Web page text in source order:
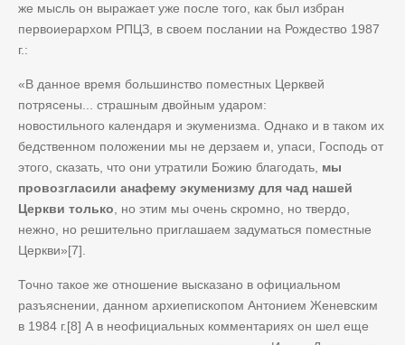
же мысль он выражает уже после того, как был избран
первоиерархом РПЦЗ, в своем послании на Рождество 1987
г.:
«В данное время большинство поместных Церквей
потрясены... страшным двойным ударом:
новостильного календаря и экуменизма. Однако и в таком их
бедственном положении мы не дерзаем и, упаси, Господь от
этого, сказать, что они утратили Божию благодать, мы
провозгласили анафему экуменизму для чад нашей
Церкви только , но этим мы очень скромно, но твердо,
нежно, но решительно приглашаем задуматься поместные
Церкви»[7].
Точно такое же отношение высказано в официальном
разъяснении, данном архиепископом Антонием Женевским
в 1984 г.[8] А в неофициальных комментариях он шел еще